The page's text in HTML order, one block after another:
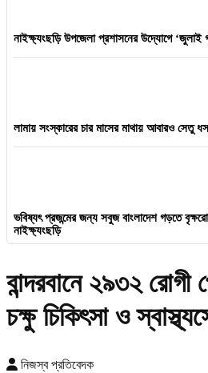
নাইক্ষ্যংছড়ি উপজেলা প্রশাসনের উদ্যোগে
লামায় সংস্কারের চার মাসের মাথায় আবারও সেতু ধস
ভবিষ্যৎ প্রজন্মের জন্য সবুজ বাংলাদেশ গড়তে
নাইক্ষ্যংছড়ি
বান্দরবানে ২৯৩২ রোগী
চক্ষু চিকিৎসা ও
নিজস্ব প্রতিবেদক